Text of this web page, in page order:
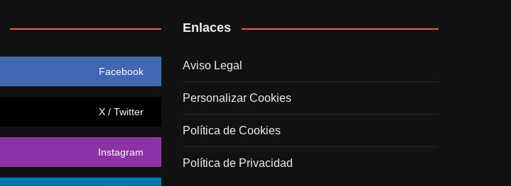
Facebook
X / Twitter
Instagram
Enlaces
Aviso Legal
Personalizar Cookies
Política de Cookies
Política de Privacidad